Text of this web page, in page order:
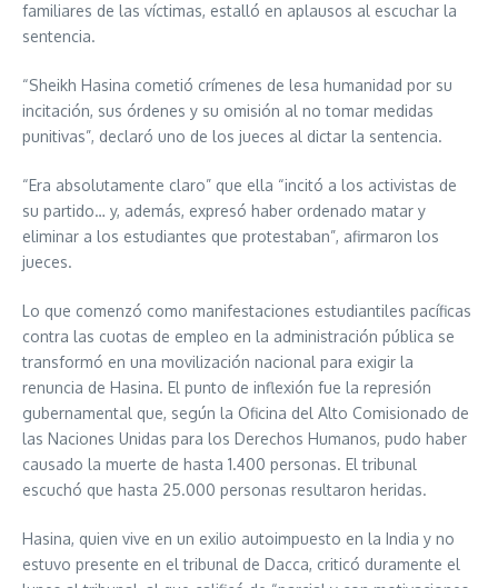
familiares de las víctimas, estalló en aplausos al escuchar la
sentencia.
“Sheikh Hasina cometió crímenes de lesa humanidad por su
incitación, sus órdenes y su omisión al no tomar medidas
punitivas”, declaró uno de los jueces al dictar la sentencia.
“Era absolutamente claro” que ella “incitó a los activistas de
su partido… y, además, expresó haber ordenado matar y
eliminar a los estudiantes que protestaban”, afirmaron los
jueces.
Lo que comenzó como manifestaciones estudiantiles pacíficas
contra las cuotas de empleo en la administración pública se
transformó en una movilización nacional para exigir la
renuncia de Hasina. El punto de inflexión fue la represión
gubernamental que, según la Oficina del Alto Comisionado de
las Naciones Unidas para los Derechos Humanos, pudo haber
causado la muerte de hasta 1.400 personas. El tribunal
escuchó que hasta 25.000 personas resultaron heridas.
Hasina, quien vive en un exilio autoimpuesto en la India y no
estuvo presente en el tribunal de Dacca, criticó duramente el